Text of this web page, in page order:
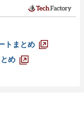
トまとめ
め